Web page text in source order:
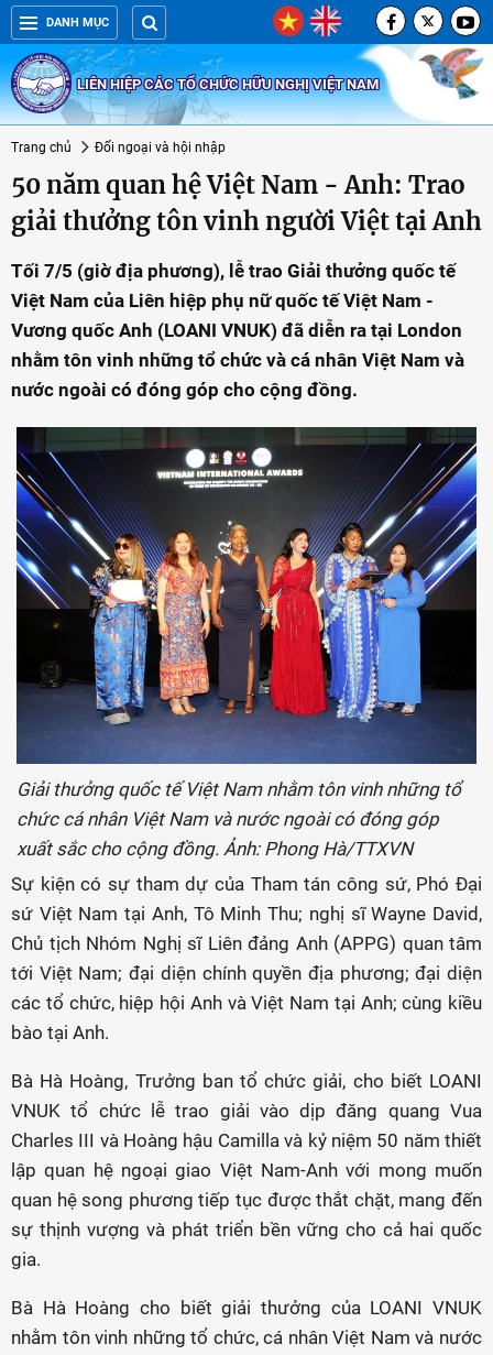
DANH MỤC
LIÊN HIỆP CÁC TỔ CHỨC HỮU NGHỊ VIỆT NAM
Trang chủ Đối ngoại và hội nhập
50 năm quan hệ Việt Nam - Anh: Trao
giải thưởng tôn vinh người Việt tại Anh
Tối 7/5 (giờ địa phương), lễ trao Giải thưởng quốc tế
Việt Nam của Liên hiệp phụ nữ quốc tế Việt Nam -
Vương quốc Anh (LOANI VNUK) đã diễn ra tại London
nhằm tôn vinh những tổ chức và cá nhân Việt Nam và
nước ngoài có đóng góp cho cộng đồng.
Giải thưởng quốc tế Việt Nam nhằm tôn vinh những tổ
chức cá nhân Việt Nam và nước ngoài có đóng góp
xuất sắc cho cộng đồng. Ảnh: Phong Hà/TTXVN
Sự kiện có sự tham dự của Tham tán công sứ, Phó Đại
sứ Việt Nam tại Anh, Tô Minh Thu; nghị sĩ Wayne David,
Chủ tịch Nhóm Nghị sĩ Liên đảng Anh (APPG) quan tâm
tới Việt Nam; đại diện chính quyền địa phương; đại diện
các tổ chức, hiệp hội Anh và Việt Nam tại Anh; cùng kiều
bào tại Anh.
Bà Hà Hoàng, Trưởng ban tổ chức giải, cho biết LOANI
VNUK tổ chức lễ trao giải vào dịp đăng quang Vua
Charles III và Hoàng hậu Camilla và kỷ niệm 50 năm thiết
lập quan hệ ngoại giao Việt Nam-Anh với mong muốn
quan hệ song phương tiếp tục được thắt chặt, mang đến
sự thịnh vượng và phát triển bền vững cho cả hai quốc
gia.
Bà Hà Hoàng cho biết giải thưởng của LOANI VNUK
nhằm tôn vinh những tổ chức, cá nhân Việt Nam và nước